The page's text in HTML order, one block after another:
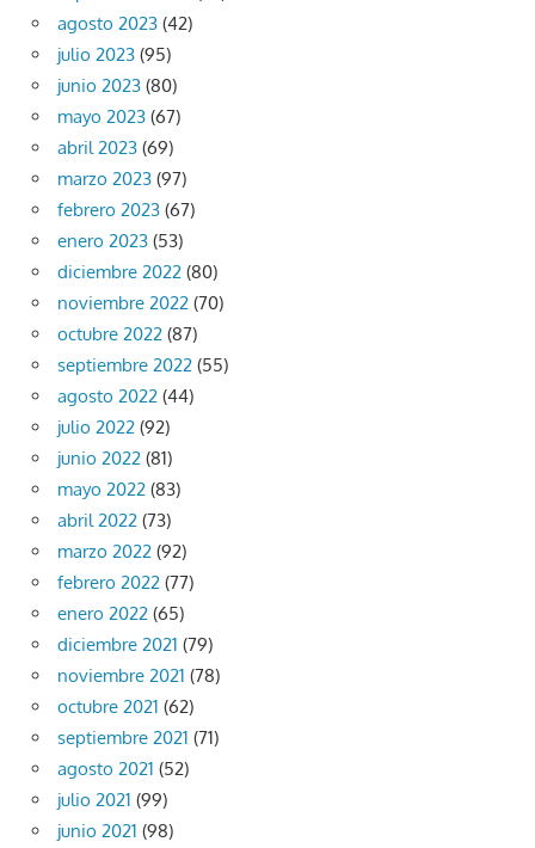
agosto 2023 (42)
julio 2023 (95)
junio 2023 (80)
mayo 2023 (67)
abril 2023 (69)
marzo 2023 (97)
febrero 2023 (67)
enero 2023 (53)
diciembre 2022 (80)
noviembre 2022 (70)
octubre 2022 (87)
septiembre 2022 (55)
agosto 2022 (44)
julio 2022 (92)
junio 2022 (81)
mayo 2022 (83)
abril 2022 (73)
marzo 2022 (92)
febrero 2022 (77)
enero 2022 (65)
diciembre 2021 (79)
noviembre 2021 (78)
octubre 2021 (62)
septiembre 2021 (71)
agosto 2021 (52)
julio 2021 (99)
junio 2021 (98)